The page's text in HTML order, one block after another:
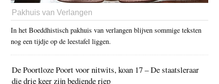
Pakhuis van Verlangen
In het Boeddhistisch pakhuis van verlangen blijven sommige teksten
nog een tijdje op de leestafel liggen.
De Poortloze Poort voor nitwits, koan 17 – De staatsleraar
die drie keer zijn bediende riep